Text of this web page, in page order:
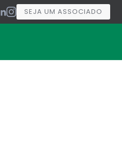
SEJA UM ASSOCIADO